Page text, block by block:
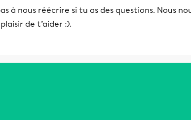
à nous réécrire si tu as des questions. Nous
de t’aider :).